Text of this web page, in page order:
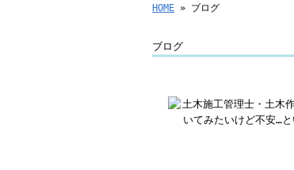
HOME » ブログ
ブログ